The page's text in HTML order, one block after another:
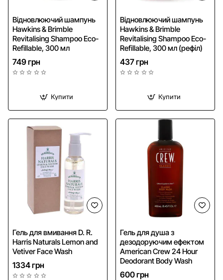
Відновлюючий шампунь
Hawkins & Brimble
Revitalising Shampoo Eco-
Refillable, 300 мл
749 грн
Купити
Відновлюючий шампунь
Hawkins & Brimble
Revitalising Shampoo Eco-
Refillable, 300 мл (рефіл)
437 грн
Купити
Гель для вмивання D. R.
Harris Naturals Lemon and
Vetiver Face Wash
1334 грн
Гель для душа з
дезодоруючим ефектом
American Crew 24 Hour
Deodorant Body Wash
600 грн